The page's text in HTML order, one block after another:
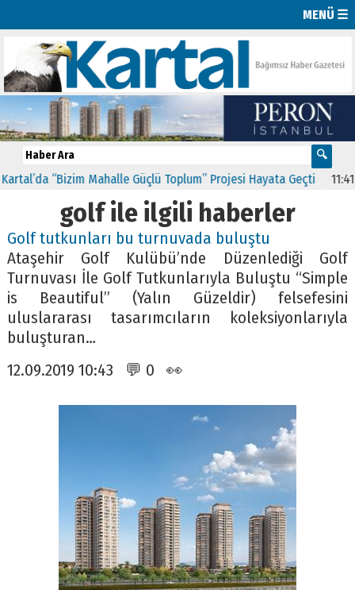
MENÜ ☰
“Bizim Mahalle Güçlü Toplum” Projesi Hayata Geçti 11:41
golf ile ilgili haberler
Golf tutkunları bu turnuvada buluştu
Ataşehir Golf Kulübü’nde Düzenlediği Golf
Turnuvası İle Golf Tutkunlarıyla Buluştu “Simple
is Beautiful” (Yalın Güzeldir) felsefesini
uluslararası tasarımcıların koleksiyonlarıyla
buluşturan…
12.09.2019 10:43 💬 0 👀